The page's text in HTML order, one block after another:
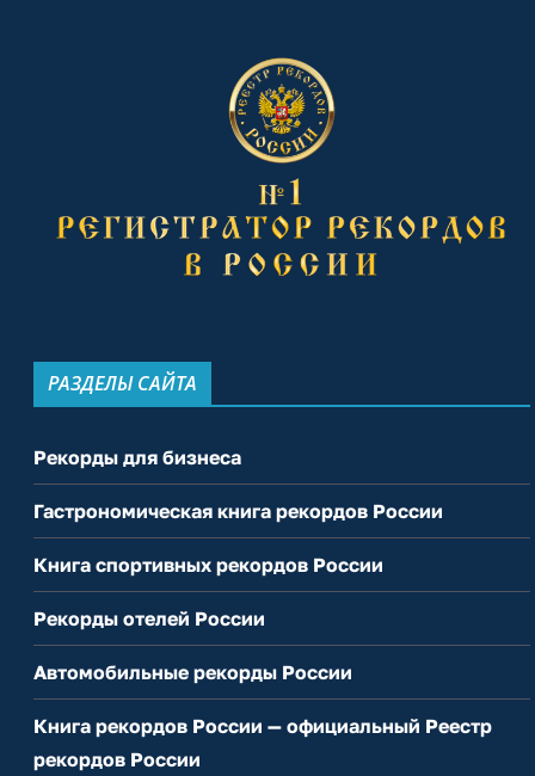
РАЗДЕЛЫ САЙТА
Рекорды для бизнеса
Гастрономическая книга рекордов России
Книга спортивных рекордов России
Рекорды отелей России
Автомобильные рекорды России
Книга рекордов России — официальный Реестр
рекордов России